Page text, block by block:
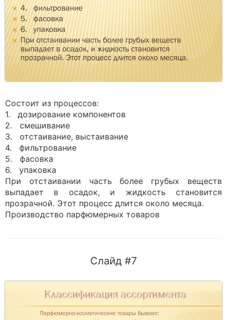
Состоит из процессов:
1. дозирование компонентов
2. смешивание
3. отстаивание, выстаивание
4. фильтрование
5. фасовка
6. упаковка
При отстаивании часть более грубых веществ
выпадает в осадок, и жидкость становится
прозрачной. Этот процесс длится около месяца.
Производство парфюмерных товаров
Слайд #7